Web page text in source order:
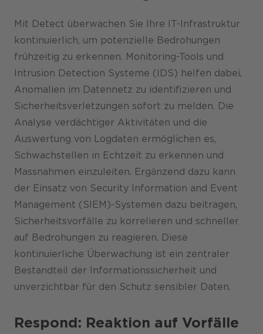
Mit Detect überwachen Sie Ihre IT-Infrastruktur
kontinuierlich, um potenzielle Bedrohungen
frühzeitig zu erkennen. Monitoring-Tools und
Intrusion Detection Systeme (IDS) helfen dabei,
Anomalien im Datennetz zu identifizieren und
Sicherheitsverletzungen sofort zu melden. Die
Analyse verdächtiger Aktivitäten und die
Auswertung von Logdaten ermöglichen es,
Schwachstellen in Echtzeit zu erkennen und
Massnahmen einzuleiten. Ergänzend dazu kann
der Einsatz von Security Information and Event
Management (SIEM)-Systemen dazu beitragen,
Sicherheitsvorfälle zu korrelieren und schneller
auf Bedrohungen zu reagieren. Diese
kontinuierliche Überwachung ist ein zentraler
Bestandteil der Informationssicherheit und
unverzichtbar für den Schutz sensibler Daten.
Respond: Reaktion auf Vorfälle